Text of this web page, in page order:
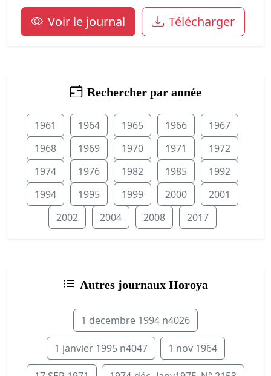
Voir le journal Télécharger
Rechercher par année
1961 1964 1965 1966
1967
1968
1969 1970 1971
1972
1974
1976 1982 1985
1992
1994
1995 1999 2000
2001
2002
2004 2008 2017
Autres journaux Horoya
1 decembre 1994 n4026
1 janvier 1995 n4047 1 nov 1964